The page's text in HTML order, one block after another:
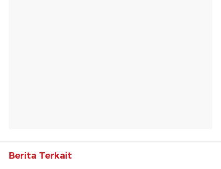
Berita Terkait